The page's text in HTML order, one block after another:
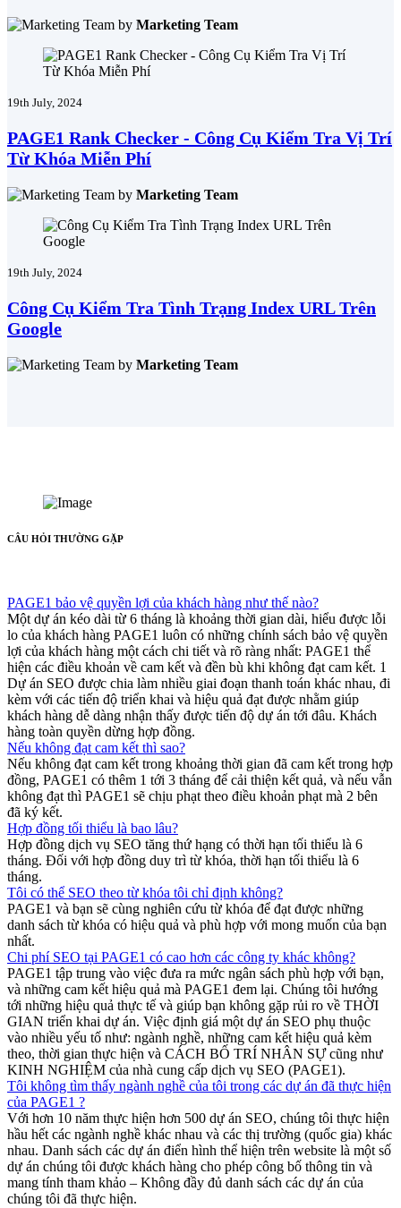
by Marketing Team
19th July, 2024
PAGE1 Rank Checker - Công Cụ Kiểm Tra Vị Trí
Từ Khóa Miễn Phí
by Marketing Team
19th July, 2024
Công Cụ Kiểm Tra Tình Trạng Index URL Trên
Google
by Marketing Team
CÂU HỎI THƯỜNG GẶP
PAGE1 bảo vệ quyền lợi của khách hàng như thế nào?
Một dự án kéo dài từ 6 tháng là khoảng thời gian dài, hiểu được lỗi
lo của khách hàng PAGE1 luôn có những chính sách bảo vệ quyền
lợi của khách hàng một cách chi tiết và rõ ràng nhất: PAGE1 thể
hiện các điều khoản về cam kết và đền bù khi không đạt cam kết. 1
Dự án SEO được chia làm nhiều giai đoạn thanh toán khác nhau, đi
kèm với các tiến độ triển khai và hiệu quả đạt được nhằm giúp
khách hàng dễ dàng nhận thấy được tiến độ dự án tới đâu. Khách
hàng toàn quyền dừng hợp đồng.
Nếu không đạt cam kết thì sao?
Nếu không đạt cam kết trong khoảng thời gian đã cam kết trong hợp
đồng, PAGE1 có thêm 1 tới 3 tháng để cải thiện kết quả, và nếu vẫn
không đạt thì PAGE1 sẽ chịu phạt theo điều khoản phạt mà 2 bên
đã ký kết.
Hợp đồng tối thiểu là bao lâu?
Hợp đồng dịch vụ SEO tăng thứ hạng có thời hạn tối thiểu là 6
tháng. Đối với hợp đồng duy trì từ khóa, thời hạn tối thiểu là 6
tháng.
Tôi có thể SEO theo từ khóa tôi chỉ định không?
PAGE1 và bạn sẽ cùng nghiên cứu từ khóa để đạt được những
danh sách từ khóa có hiệu quả và phù hợp với mong muốn của bạn
nhất.
Chi phí SEO tại PAGE1 có cao hơn các công ty khác không?
PAGE1 tập trung vào việc đưa ra mức ngân sách phù hợp với bạn,
và những cam kết hiệu quả mà PAGE1 đem lại. Chúng tôi hướng
tới những hiệu quả thực tế và giúp bạn không gặp rủi ro về THỜI
GIAN triển khai dự án. Việc định giá một dự án SEO phụ thuộc
vào nhiều yếu tố như: ngành nghề, những cam kết hiệu quả kèm
theo, thời gian thực hiện và CÁCH BỐ TRÍ NHÂN SỰ cũng như
KINH NGHIỆM của nhà cung cấp dịch vụ SEO (PAGE1).
Tôi không tìm thấy ngành nghề của tôi trong các dự án đã thực hiện
của PAGE1 ?
Với hơn 10 năm thực hiện hơn 500 dự án SEO, chúng tôi thực hiện
hầu hết các ngành nghề khác nhau và các thị trường (quốc gia) khác
nhau. Danh sách các dự án điển hình thể hiện trên website là một số
dự án chúng tôi được khách hàng cho phép công bố thông tin và
mang tính tham khảo – Không đầy đủ danh sách các dự án của
chúng tôi đã thực hiện.